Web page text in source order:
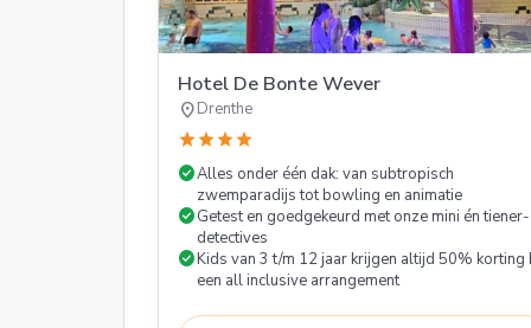
Hotel De Bonte Wever
location_onDrenthe
starstarstarstar
check_circleAlles onder één dak: van subtropisch
zwemparadijs tot bowling en animatie
check_circleGetest en goedgekeurd met onze mini én tiener-
detectives
check_circleKids van 3 t/m 12 jaar krijgen altijd 50% korting
een all inclusive arrangement